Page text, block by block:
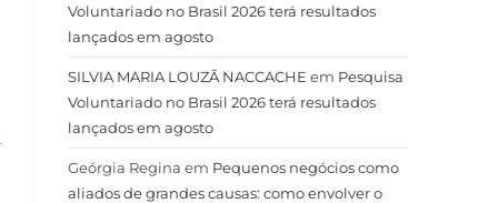
Voluntariado no Brasil 2026 terá resultados
lançados em agosto
SILVIA MARIA LOUZÃ NACCACHE em Pesquisa
Voluntariado no Brasil 2026 terá resultados
lançados em agosto
Geórgia Regina em Pequenos negócios como
aliados de grandes causas: como envolver o